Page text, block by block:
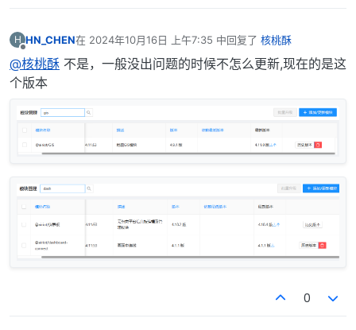
H HN_CHEN在 2024年10月16日 上午7:35 中回复了 核桃酥
最后由 编辑
@核桃酥 不是，一般没出问题的时候不怎么更新,现在的是这
个版本
0